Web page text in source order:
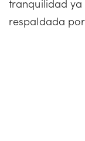
tranquilidad ya
respaldada